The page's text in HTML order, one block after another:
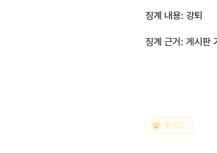
징계 내용: 강퇴
징계 근거: 게시판
emoji_emotions 좋아요